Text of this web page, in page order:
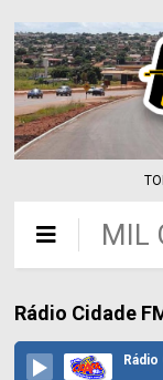
MIL
Rádio Cidade
Rádio